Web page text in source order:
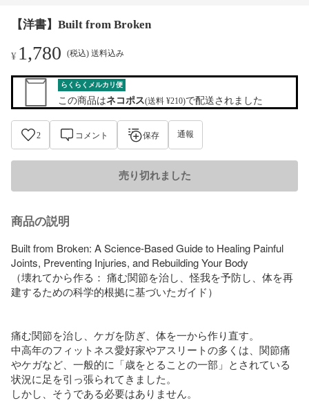
【洋書】Built from Broken
¥ 1,780 (税込) 送料込み
らくらくメルカリ便
この商品はネコポス(送料 ¥210)で配送されました
2 コメント 保存 通報
売り切れました
商品の説明
Built from Broken: A Science-Based Guide to Healing Painful
Joints, Preventing Injuries, and Rebuilding Your Body
（壊れてから作る： 痛む関節を治し、怪我を予防し、体を再
建するための科学的根拠に基づいたガイド）
痛む関節を治し、ケガを防ぎ、体を一から作り直す。
中高年のフィットネス愛好家やアスリートの多くは、関節痛
やケガなど、一般的に「歳をとることの一部」とされている
状況に足を引っ張られてきました。
しかし、そうである必要はありません。